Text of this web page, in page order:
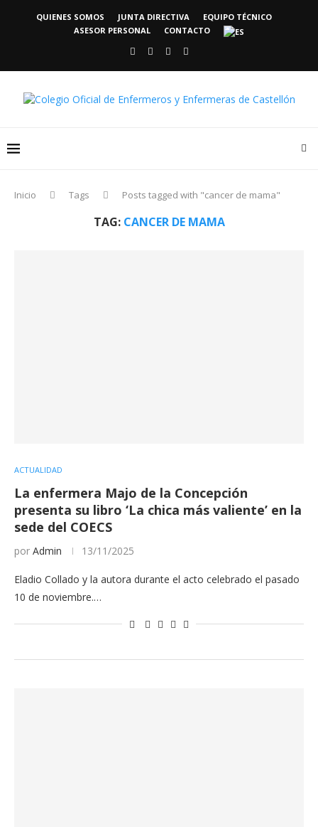
QUIENES SOMOS JUNTA DIRECTIVA
EQUIPO TÉCNICO
ASESOR PERSONAL
CONTACTO
Inicio Tags Posts tagged with "cancer de mama"
TAG: CANCER DE MAMA
ACTUALIDAD
La enfermera Majo de la Concepción
presenta su libro ‘La chica más valiente’ en la
sede del COECS
por Admin 13/11/2025
Eladio Collado y la autora durante el acto celebrado el pasado
10 de noviembre.…